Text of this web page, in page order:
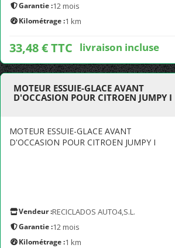
Garantie :12 mois
Kilométrage :1 km
33,48 € TTC livraison incluse
MOTEUR ESSUIE-GLACE AVANT
D'OCCASION POUR CITROEN JUMPY I
MOTEUR ESSUIE-GLACE AVANT
D'OCCASION POUR CITROEN JUMPY I
Vendeur :RECICLADOS AUTO4,S.L.
Garantie :12 mois
Kilométrage :1 km